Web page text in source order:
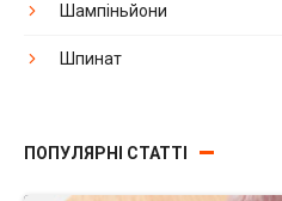
Шампіньйони
Шпинат
ПОПУЛЯРНІ СТАТТІ